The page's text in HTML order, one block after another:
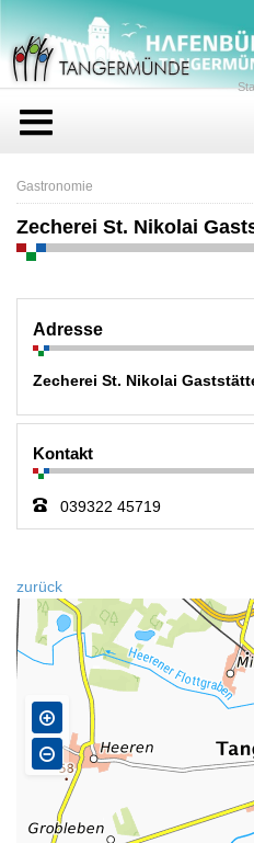
Gastronomie
Zecherei St. Nikolai
Adresse
Zecherei St. Nikolai
Kontakt
039322 45719
zurück